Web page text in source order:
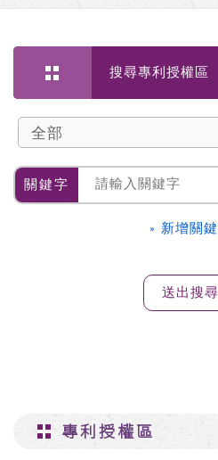
搜尋專利授權區
關鍵字
» 新增關
專利授權區